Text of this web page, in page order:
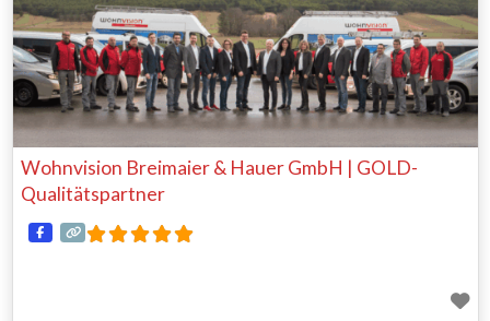
Wohnvision Breimaier & Hauer GmbH | GOLD-
Qualitätspartner